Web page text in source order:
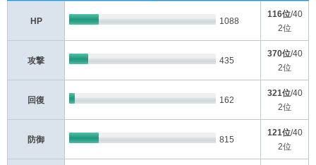
HP 1088
116位/40
2位
攻撃 435
370位/40
2位
回復 162
321位/40
2位
防御 815
121位/40
2位